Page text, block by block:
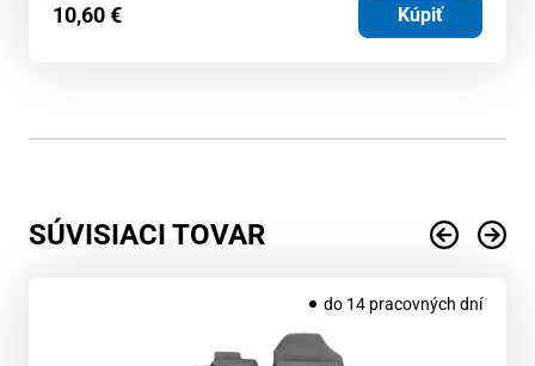
10,60€ Kúpiť
SÚVISIACI TOVAR
do 14 pracovných dní